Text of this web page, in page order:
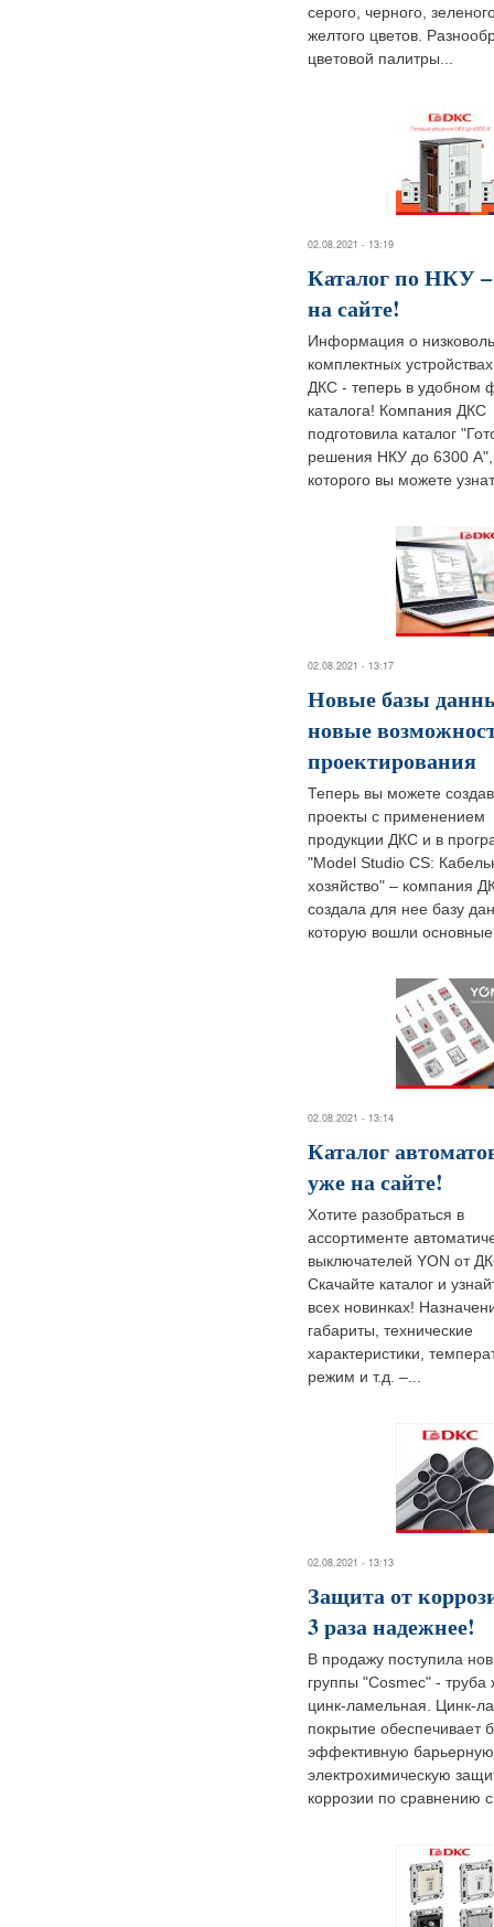
серого, черного,
желтого цветов.
цветовой палитры...
02.08.2021 - 13:19
Каталог по НКУ
на сайте!
Информация о
комплектных
ДКС - теперь в удобном
каталога! Компания ДКС
подготовила каталог
решения НКУ до 6300 А",
которого вы можете
02.08.2021 - 13:17
Новые базы
новые
проектирования
Теперь вы можете
проекты с применением
продукции ДКС и в
"Model Studio CS:
хозяйство" – компания
создала для нее базу
которую вошли
02.08.2021 - 13:14
Каталог
уже на сайте!
Хотите разобраться в
ассортименте
выключателей YON от
Скачайте каталог и
всех новинках!
габариты, технические
характеристики,
режим и т.д. –...
02.08.2021 - 13:13
Защита от
3 раза надежнее!
В продажу поступила
группы "Cosmec" - труба
цинк-ламельная. Цинк-
покрытие обеспечивает
эффективную
электрохимическую
коррозии по сравнению